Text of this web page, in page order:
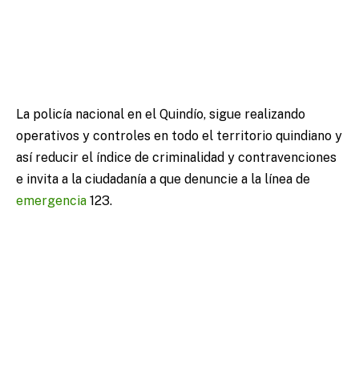
La policía nacional en el Quindío, sigue realizando
operativos y controles en todo el territorio quindiano y
así reducir el índice de criminalidad y contravenciones
e invita a la ciudadanía a que denuncie a la línea de
emergencia 123.